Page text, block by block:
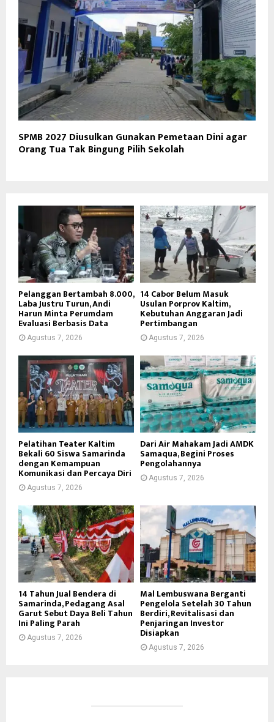
SPMB 2027 Diusulkan Gunakan Pemetaan Dini agar
Orang Tua Tak Bingung Pilih Sekolah
Pelanggan Bertambah 8.000,
Laba Justru Turun, Andi
Harun Minta Perumdam
Evaluasi Berbasis Data
Agustus 7, 2026
14 Cabor Belum Masuk
Usulan Porprov Kaltim,
Kebutuhan Anggaran Jadi
Pertimbangan
Agustus 7, 2026
Pelatihan Teater Kaltim
Bekali 60 Siswa Samarinda
dengan Kemampuan
Komunikasi dan Percaya Diri
Agustus 7, 2026
Dari Air Mahakam Jadi AMDK
Samaqua, Begini Proses
Pengolahannya
Agustus 7, 2026
14 Tahun Jual Bendera di
Samarinda, Pedagang Asal
Garut Sebut Daya Beli Tahun
Ini Paling Parah
Agustus 7, 2026
Mal Lembuswana Berganti
Pengelola Setelah 30 Tahun
Berdiri, Revitalisasi dan
Penjaringan Investor
Disiapkan
Agustus 7, 2026